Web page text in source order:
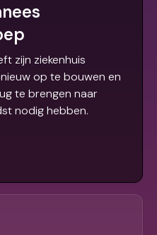
zijn ziekenhuis
op te bouwen en
te brengen naar
nodig hebben.